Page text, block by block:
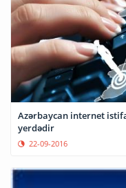
Azərbaycan internet
yerdədir
22-09-2016